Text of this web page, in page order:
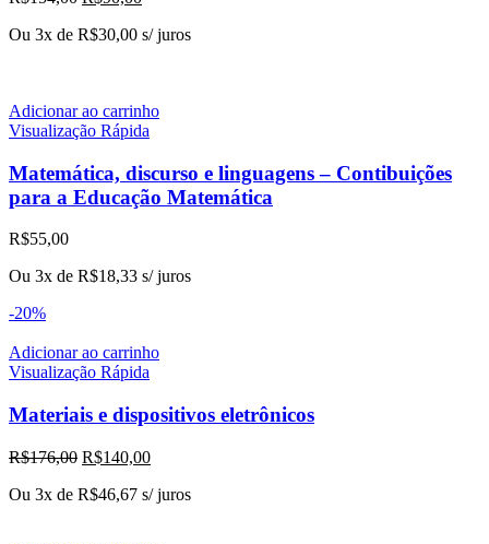
original atual
Ou 3x de R$30,00 s/ juros
Adicionar ao carrinho
Visualização Rápida
Matemática, discurso e linguagens – Contibuições
para a Educação Matemática
R$55,00
Ou 3x de R$18,33 s/ juros
-20%
Adicionar ao carrinho
Visualização Rápida
Materiais e dispositivos eletrônicos
R$176,00 O
original
R$140,00O
atual
Ou 3x de R$46,67 s/ juros